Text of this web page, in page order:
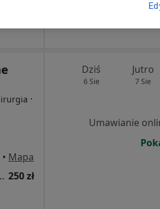
·
• Mapa
wizyta) 250 zł
Dziś
6 Sie
Jutro
7 Sie
Umawianie